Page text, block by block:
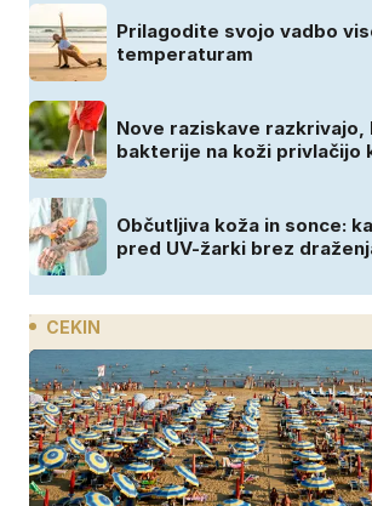
Prilagodite svojo vadbo
temperaturam
Nove raziskave razkrivajo,
bakterije na koži privlačijo
Občutljiva koža in sonce:
pred UV-žarki brez
CEKIN